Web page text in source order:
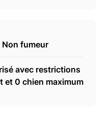
Non fumeur
avec restrictions
et 0 chien maximum